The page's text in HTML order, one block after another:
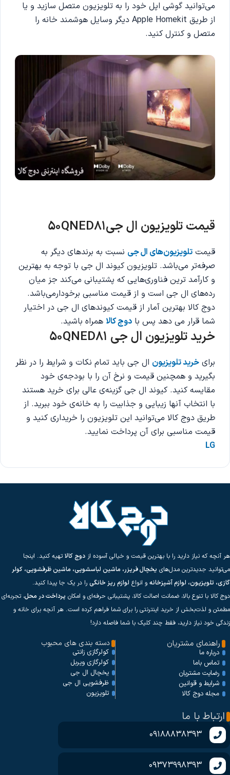
می‌توانید گوشی اپل خود را به تلویزیون متصل سازید و یا
از طریق Apple Homekit دیگر وسایل هوشمند خانه را
متصل و کنترل کنید.
قیمت تلویزیون ال جی50QNED81
قیمت تلویزیون‌های ال جی نسبت به برندهای دیگر به
صرفه‌تر می‌باشد. تلویزیون کیوند ال جی با توجه به بهترین
و کارآمد ترین فناوری‌هایی که پشتیبانی می‌کند جز میان
رده‌های ال جی است و از قیمت مناسبی برخودارمی‌باشد.
دوج کالا بهترین آمار از قیمت کیوندهای ال جی در اختیار
شما قرار می دهد پس با دوج کالا همراه باشید.
خرید تلویزیون ال جی 50QNED81
برای خرید تلویزیون ال جی باید تمام نکات و شرایط را در نظر
بگیرید و همچنین قیمت و نرخ آن را با بودجه‌ی خود
مقایسه کنید. کیوند ال جی گزینه‌ی عالی برای خرید هستند
با انتخاب آنها زیبایی و جذابیت را به خانه‌ی خود ببرید. از
طریق دوج کالا می‌توانید این تلویزیون را خریداری کنید و
قیمت مناسبی برای آن پرداخت نمایید.
LG
هر آنچه که نیاز دارید را با بهترین قیمت و خیالی آسوده از دوج کالاتهیه کنید. اینجا
می‌توانید جدیدترین مدل‌های یخچال فریزر، ماشین لباسشویی، ماشین ظرفشویی، کولر
گازی، تلویزیون، لوازم آشپزخانه و انواع لوازم ریز خانگی را در یک جا پیدا کنید.
دوج کالا با تنوع بالا، ضمانت اصالت کالا، پشتیبانی حرفه‌ای و امکان پرداخت در محل، تجربه‌ای
مطمئن و لذت‌بخش از خرید اینترنتی را برای شما فراهم کرده است. هر آنچه برای خانه و
زندگی خود نیاز دارید، فقط چند کلیک با شما فاصله دارد!
راهنمای مشتریان
درباره ما
تماس باما
رضایت مشتریان
شرایط و قوانین
مجله دوج کالا
دسته بندی های محبوب
کولرگازی زانتی
کولرگازی ویربل
یخچال ال جی
ظرفشویی ال جی
تلویزیون
ارتباط با ما
09188838393
09373998393